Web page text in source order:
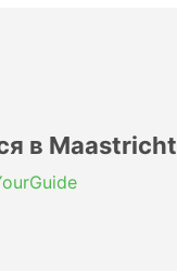
в Maastricht